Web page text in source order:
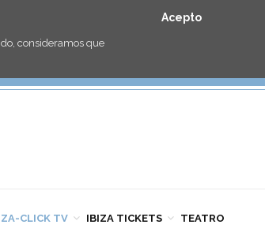
consideramos que
Acepto
CLICK TV IBIZA TICKETS TEATRO